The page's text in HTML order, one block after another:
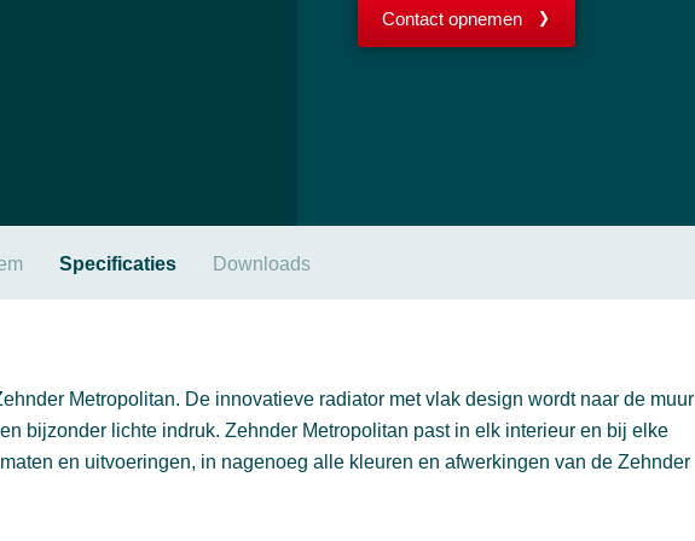
Contact opnemen
Specificaties Downloads
Metropolitan. De innovatieve radiator met vlak design wordt naar de muur
bijzonder lichte indruk. Zehnder Metropolitan past in elk interieur en bij elke
en uitvoeringen, in nagenoeg alle kleuren en afwerkingen van de Zehnder